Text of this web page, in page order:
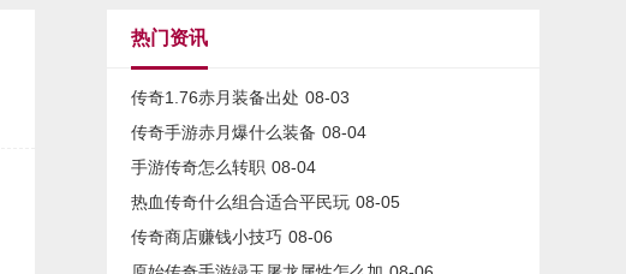
热门资讯
传奇1.76赤月装备出处 08-03
传奇手游赤月爆什么装备 08-04
手游传奇怎么转职 08-04
热血传奇什么组合适合平民玩 08-05
传奇商店赚钱小技巧 08-06